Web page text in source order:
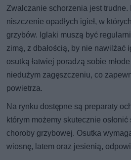
Zwalczanie schorzenia jest
niszczenie opadłych igieł, w
grzybów. Iglaki muszą być
zimą, z dbałością, by nie nawilżać
osutką łatwiej poradzą sobie
niedużym zagęszczeniu, co
powietrza.
Na rynku dostępne są preparaty
którym możemy skutecznie
choroby grzybowej. Osutka
wiosnę, latem oraz jesienią,